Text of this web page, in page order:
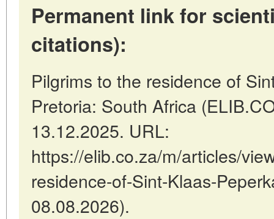
Permanent link for
citations):
Pilgrims to the residence of
Pretoria: South Africa
13.12.2025. URL:
https://elib.co.za/m/articles/
residence-of-Sint-Klaas-
08.08.2026).